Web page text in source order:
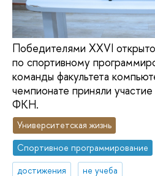
Победителями XXVI
по спортивному
команды факультета
чемпионате приняли
ФКН.
Университетская жизнь
Спортивное программирование
достижения
не учеба